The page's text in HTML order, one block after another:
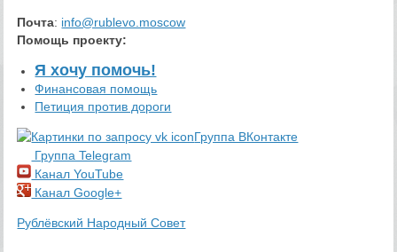
Почта: info@rublevo.moscow
Помощь проекту:
Я хочу помочь!
Финансовая помощь
Петиция против дороги
Группа ВКонтакте
Группа Telegram
Канал YouTube
Канал Google+
Рублёвский Народный Совет